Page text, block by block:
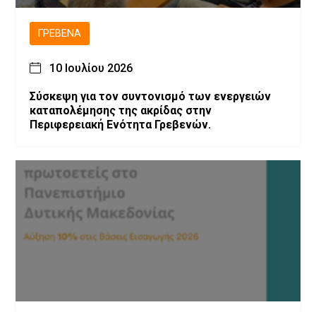
ΓΡΕΒΕΝΆ
10 Ιουλίου 2026
Σύσκεψη για τον συντονισμό των ενεργειών
καταπολέμησης της ακρίδας στην
Περιφερειακή Ενότητα Γρεβενών.